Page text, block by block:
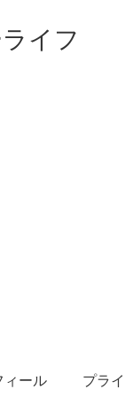
イフ
ィール